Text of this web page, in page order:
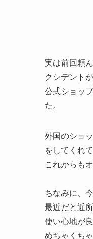
実は前回頼
クシデント
公式ショッ
た。
外国のショ
をしてくれ
これからも
ちなみに、
最近だと近
使い心地が良
めちゃくち